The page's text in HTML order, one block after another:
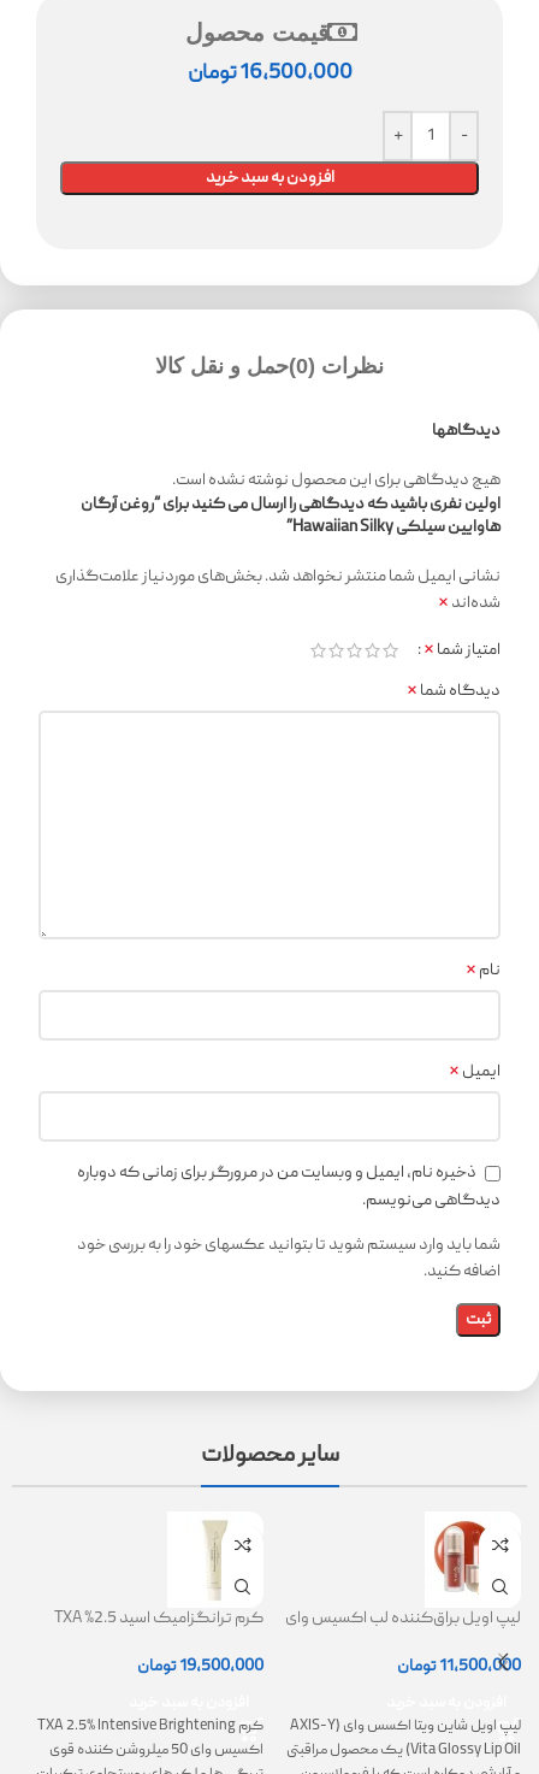
قیمت محصول
16,500,000تومان
افزودن به سبد خرید
نظرات (0) حمل و نقل کالا
دیدگاهها
هیچ دیدگاهی برای این محصول نوشته نشده است.
اولین نفری باشید که دیدگاهی را ارسال می کنید برای “روغن آرگان
هاوایین سیلکی Hawaiian Silky”
نشانی ایمیل شما منتشر نخواهد شد.بخش‌های موردنیاز علامت‌گذاری
شده‌اند *
امتیاز شما *
دیدگاه شما *
نام *
ایمیل *
ذخیره نام، ایمیل و وبسایت من در مرورگر برای زمانی که دوباره
دیدگاهی می‌نویسم.
شما باید وارد سیستم شوید تا بتوانید عکسهای خود را به بررسی خود
اضافه کنید.
سایر محصولات
لیپ اویل براق‌کننده لب اکسیس وای
11,500,000تومان
لیپ اویل شاین ویتا اکسس وای (AXIS-Y
Vita Glossy Lip Oil) یک محصول مراقبتی
کرم ترانگزامیک اسید 2.5% TXA
19,500,000تومان
کرم TXA 2.5% Intensive Brightening
اکسیس وای 50 میلروشن کننده قوی